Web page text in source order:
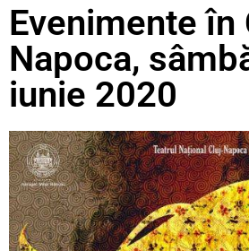
Evenimente în
Napoca,
iunie 2020